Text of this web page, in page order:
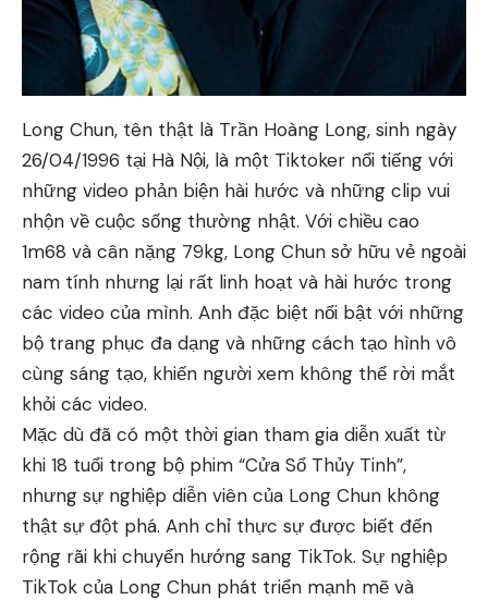
Long Chun, tên thật là Trần Hoàng Long, sinh ngày
26/04/1996 tại Hà Nội, là một Tiktoker nổi tiếng với
những video phản biện hài hước và những clip vui
nhộn về cuộc sống thường nhật. Với chiều cao
1m68 và cân nặng 79kg, Long Chun sở hữu vẻ ngoài
nam tính nhưng lại rất linh hoạt và hài hước trong
các video của mình. Anh đặc biệt nổi bật với những
bộ trang phục đa dạng và những cách tạo hình vô
cùng sáng tạo, khiến người xem không thể rời mắt
khỏi các video.
Mặc dù đã có một thời gian tham gia diễn xuất từ
khi 18 tuổi trong bộ phim “Cửa Sổ Thủy Tinh”,
nhưng sự nghiệp diễn viên của Long Chun không
thật sự đột phá. Anh chỉ thực sự được biết đến
rộng rãi khi chuyển hướng sang TikTok. Sự nghiệp
TikTok của Long Chun phát triển mạnh mẽ và